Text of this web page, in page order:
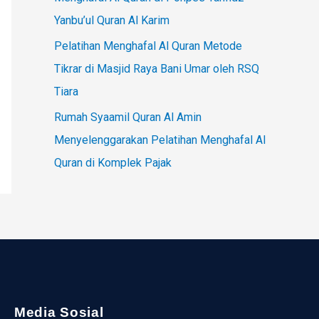
Yanbu’ul Quran Al Karim
Pelatihan Menghafal Al Quran Metode
Tikrar di Masjid Raya Bani Umar oleh RSQ
Tiara
Rumah Syaamil Quran Al Amin
Menyelenggarakan Pelatihan Menghafal Al
Quran di Komplek Pajak
Media Sosial